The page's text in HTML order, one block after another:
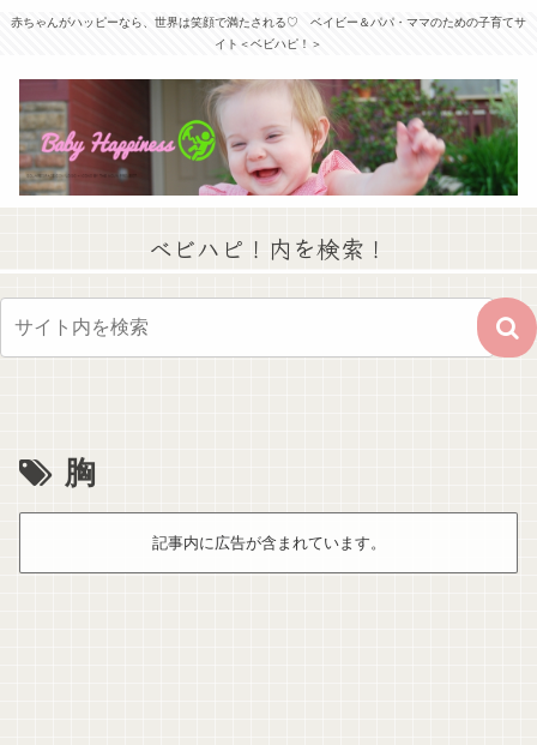
赤ちゃんがハッピーなら、世界は笑顔で満たされる♡ ベイビー＆パパ・ママのための子育てサ
イト＜ベビハピ！＞
ベビハピ！内を検索！
胸
記事内に広告が含まれています。